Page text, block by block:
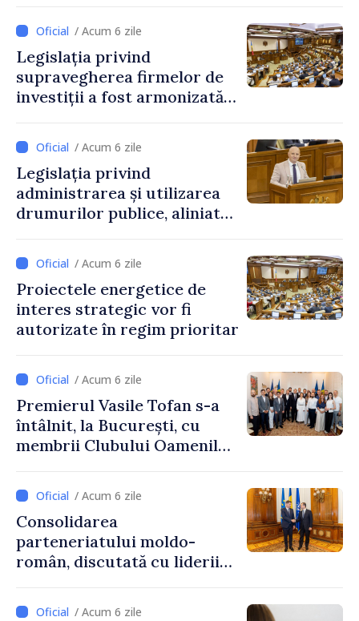
/ Acum 6 zile
Legislația privind
supravegherea firmelor de
investiții a fost armonizată
/ Acum 6 zile
Legislația privind
administrarea și utilizarea
drumurilor publice, aliniată
/ Acum 6 zile
Proiectele energetice de
interes strategic vor fi
autorizate în regim prioritar
/ Acum 6 zile
Premierul Vasile Tofan s-a
întâlnit, la București, cu
membrii Clubului Oamenilor
/ Acum 6 zile
Consolidarea
parteneriatului moldo-
român, discutată cu liderii
/ Acum 6 zile